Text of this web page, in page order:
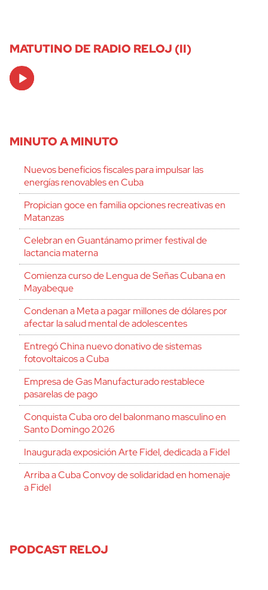
MATUTINO DE RADIO RELOJ (II)
Audio
Player
MINUTO A MINUTO
Nuevos beneficios fiscales para impulsar las
energías renovables en Cuba
Propician goce en familia opciones recreativas en
Matanzas
Celebran en Guantánamo primer festival de
lactancia materna
Comienza curso de Lengua de Señas Cubana en
Mayabeque
Condenan a Meta a pagar millones de dólares por
afectar la salud mental de adolescentes
Entregó China nuevo donativo de sistemas
fotovoltaicos a Cuba
Empresa de Gas Manufacturado restablece
pasarelas de pago
Conquista Cuba oro del balonmano masculino en
Santo Domingo 2026
Inaugurada exposición Arte Fidel, dedicada a Fidel
Arriba a Cuba Convoy de solidaridad en homenaje
a Fidel
PODCAST RELOJ